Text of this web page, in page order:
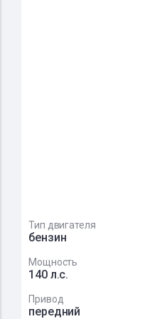
Тип двигателя
бензин
Мощность
140 л.с.
Привод
передний